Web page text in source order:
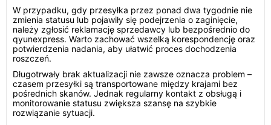
W przypadku, gdy przesyłka przez ponad dwa tygodnie nie
zmienia statusu lub pojawiły się podejrzenia o zaginięcie,
należy zgłosić reklamację sprzedawcy lub bezpośrednio do
qyunexpress. Warto zachować wszelką korespondencję oraz
potwierdzenia nadania, aby ułatwić proces dochodzenia
roszczeń.
Długotrwały brak aktualizacji nie zawsze oznacza problem –
czasem przesyłki są transportowane między krajami bez
pośrednich skanów. Jednak regularny kontakt z obsługą i
monitorowanie statusu zwiększa szansę na szybkie
rozwiązanie sytuacji.